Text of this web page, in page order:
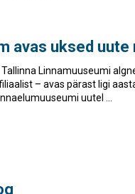
avas uksed
Linnamuuseumi
– avas pärast ligi
uutel ...